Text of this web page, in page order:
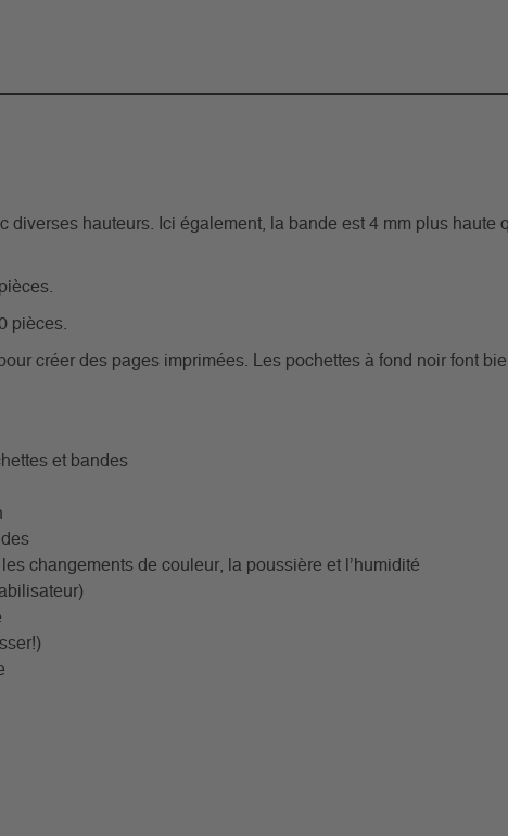
diverses hauteurs. Ici également, la bande est 4 mm plus
pièces.
créer des pages imprimées. Les pochettes à fond noir font
et bandes
changements de couleur, la poussière et l’humidité